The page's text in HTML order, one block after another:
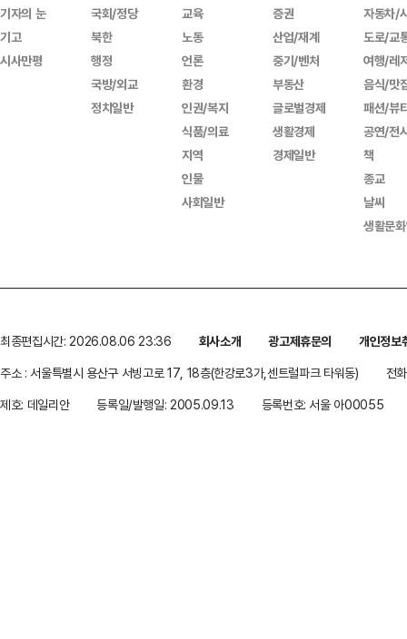
기자의 눈
기고
시사만평
국회/정당
북한
행정
국방/외교
정치일반
교육
노동
언론
환경
인권/복지
식품/의료
지역
인물
사회일반
증권
산업/재계
중기/벤처
부동산
글로벌경제
생활경제
경제일반
자동차/
도로/교
여행/레
음식/맛
패션/뷰
공연/전
책
종교
날씨
생활문
최종편집시간: 2026.08.06 23:36 회사소개 광고제휴문의
개인정보
주소 : 서울특별시 용산구 서빙고로 17, 18층(한강로3가,센트럴파크 타워동)
전
제호: 데일리안
등록일/발행일: 2005.09.13 등록번호: 서울 아00055